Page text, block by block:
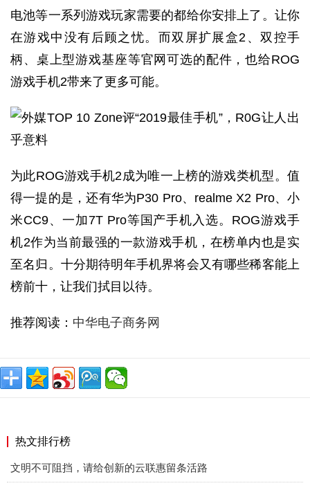
电池等一系列游戏玩家需要的都给你安排上了。让你
在游戏中没有后顾之忧。而双屏扩展盒2、双控手
柄、桌上型游戏基座等官网可选的配件，也给ROG
游戏手机2带来了更多可能。
为此ROG游戏手机2成为唯一上榜的游戏类机型。值
得一提的是，还有华为P30 Pro、realme X2 Pro、小
米CC9、一加7T Pro等国产手机入选。ROG游戏手
机2作为当前最强的一款游戏手机，在榜单内也是实
至名归。十分期待明年手机界将会又有哪些稀客能上
榜前十，让我们拭目以待。
推荐阅读： 中华电子商务网
热文排行榜
文明不可阻挡，请给创新的云联惠留条活路